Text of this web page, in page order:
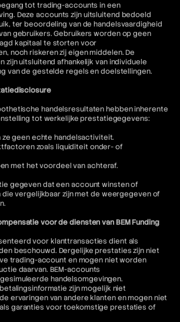
tot trading-accounts in een
Deze accounts zijn uitsluitend bedoeld
ter beoordeling van de handelsvaardigheid
gebruikers. Gebruikers worden op geen
kapitaal te storten voor
noch riskeren zij eigen middelen. De
zijn uitsluitend afhankelijk van individuele
van de gestelde regels en doelstellingen.
handelsresultaten hebben inherente
tot werkelijke prestatiegegevens:
geen echte handelsactiviteit.
zoals liquiditeit onder- of
met het voordeel van achteraf.
gegeven dat een account winsten of
die vergelijkbaar zijn met de weergegeven of
voor de diensten van BEM Funding
voor klanttransacties dient als
beschouwd. Dergelijke prestaties zijn niet
trading-account en mogen niet worden
daarvan. BEM-accounts
handelsomgevingen.
zijn mogelijk niet
ervaringen van andere klanten en mogen niet
garanties voor toekomstige prestaties of